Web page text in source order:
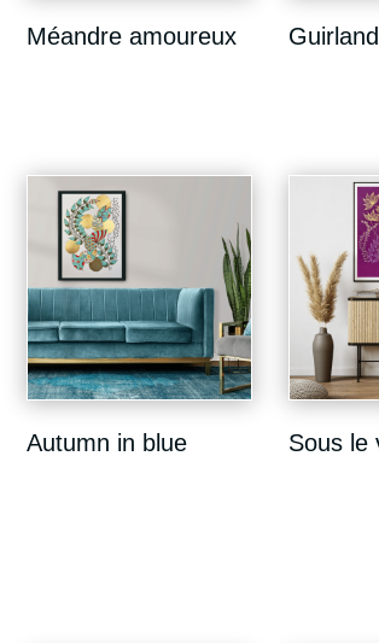
Méandre amoureux
Autumn in blue Sous le